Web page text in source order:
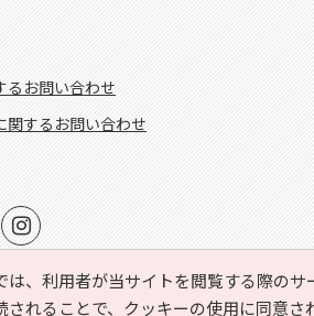
は、利用者が当サイトを閲覧する際の
されることで、クッキーの使用に同意さ
るお問い合わせ
関するお問い合わせ